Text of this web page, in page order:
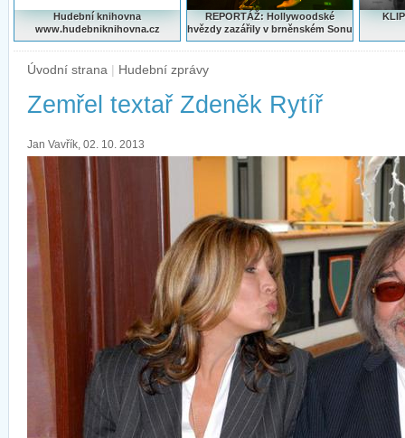
Hudební knihovna
www.hudebniknihovna.cz
REPORTÁŽ: Hollywoodské
hvězdy zazářily v brněnském Sonu
Úvodní strana | Hudební zprávy
Zemřel textař Zdeněk Rytíř
Jan Vavřík, 02. 10. 2013